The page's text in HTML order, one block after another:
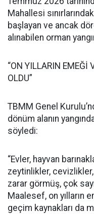
Mahallesi
başlayan ve ancak
alınabilen orman
“ON YILLARIN EMEĞİ
OLDU”
TBMM Genel
dönüm alanın
söyledi:
“Evler, hayvan
zeytinlikler,
zarar görmüş, çok
Maalesef, on yılların
geçim kaynakları da